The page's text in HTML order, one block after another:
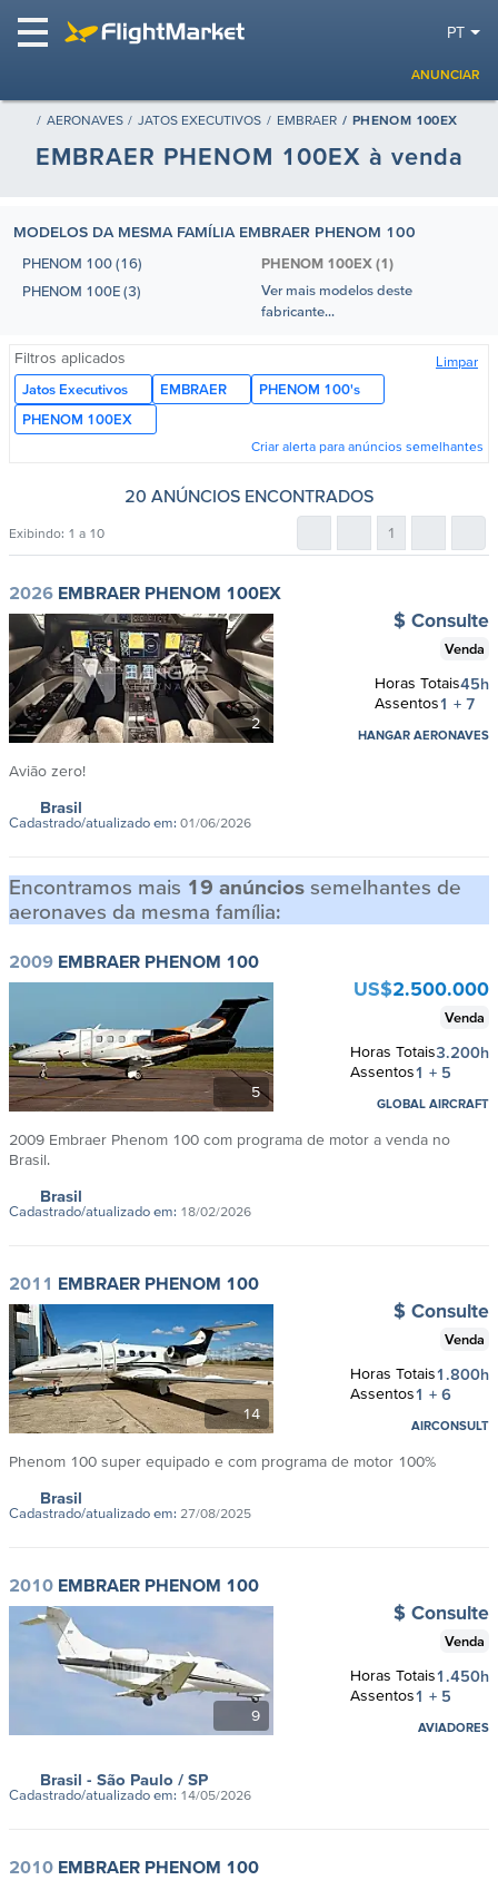
PT
ANUNCIAR
AERONAVES JATOS EXECUTIVOS EMBRAER PHENOM 100EX
EMBRAER PHENOM 100EX à venda
MODELOS DA MESMA FAMÍLIA EMBRAER PHENOM 100
PHENOM 100 (16)
PHENOM 100E (3)
PHENOM 100EX (1)
Ver mais modelos deste
fabricante...
Filtros aplicados
Limpar
Jatos Executivos
EMBRAER
PHENOM 100's
PHENOM 100EX
Criar alerta para anúncios semelhantes
20 ANÚNCIOS ENCONTRADOS
Exibindo: 1 a 10 1
2
2026 EMBRAER PHENOM 100EX
Avião zero!
Horas Totais45h
Assentos1 + 7
$ Consulte
Venda
HANGAR AERONAVES
Brasil
Cadastrado/atualizado em: 01/06/2026
Encontramos mais 19 anúncios semelhantes de
aeronaves da mesma família:
5
2009 EMBRAER PHENOM 100
2009 Embraer Phenom 100 com programa de motor a venda no
Brasil.
Horas Totais3.200h
Assentos1 + 5
US$2.500.000
Venda
GLOBAL AIRCRAFT
Brasil
Cadastrado/atualizado em: 18/02/2026
14
2011 EMBRAER PHENOM 100
Phenom 100 super equipado e com programa de motor 100%
Horas Totais1.800h
Assentos1 + 6
$ Consulte
Venda
AIRCONSULT
Brasil
Cadastrado/atualizado em: 27/08/2025
9
2010 EMBRAER PHENOM 100
Horas Totais1.450h
Assentos1 + 5
$ Consulte
Venda
AVIADORES
Brasil - São Paulo / SP
Cadastrado/atualizado em: 14/05/2026
2010 EMBRAER PHENOM 100